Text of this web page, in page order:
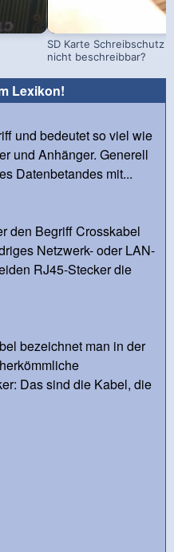
SD Karte Schreibschutz
nicht beschreibbar?
Lexikon!
und bedeutet so viel wie
und Anhänger. Generell
Datenbetandes mit...
den Begriff Crosskabel
Netzwerk- oder LAN-
RJ45-Stecker die
bezeichnet man in der
Das sind die Kabel, die